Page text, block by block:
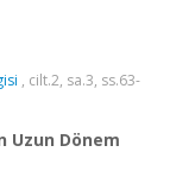
, cilt.2, sa.3, ss.63-
Uzun Dönem